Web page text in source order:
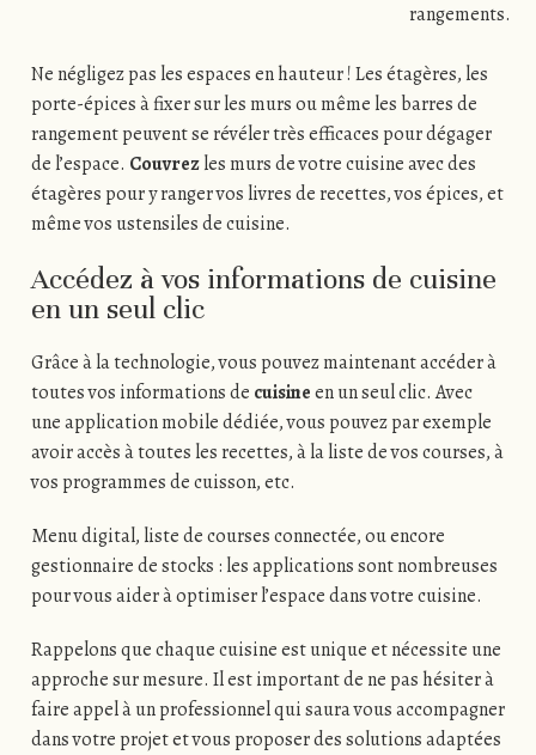
rangements.
Ne négligez pas les espaces en hauteur ! Les étagères, les
porte-épices à fixer sur les murs ou même les barres de
rangement peuvent se révéler très efficaces pour dégager
de l’espace. Couvrezles murs de votre cuisine avec des
étagères pour y ranger vos livres de recettes, vos épices, et
même vos ustensiles de cuisine.
Accédez à vos informations de cuisine
en un seul clic
Grâce à la technologie, vous pouvez maintenant accéder à
toutes vos informations de cuisineen un seul clic. Avec
une application mobile dédiée, vous pouvez par exemple
avoir accès à toutes les recettes, à la liste de vos courses, à
vos programmes de cuisson, etc.
Menu digital, liste de courses connectée, ou encore
gestionnaire de stocks : les applications sont nombreuses
pour vous aider à optimiser l’espace dans votre cuisine.
Rappelons que chaque cuisine est unique et nécessite une
approche sur mesure. Il est important de ne pas hésiter à
faire appel à un professionnel qui saura vous accompagner
dans votre projet et vous proposer des solutions adaptées